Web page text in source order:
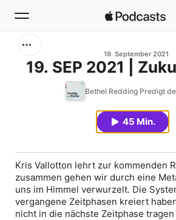
Startseite
19. September 2021
19. SEP 2021 |
Bethel Redding Predigt
45 Min.
Kris Vallotton lehrt zur kommenden
zusammen gehen wir durch eine
uns im Himmel verwurzelt. Die
vergangene Zeitphasen kreiert
nicht in die nächste Zeitphase